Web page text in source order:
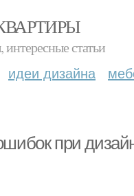
статьи
идеи дизайна
при